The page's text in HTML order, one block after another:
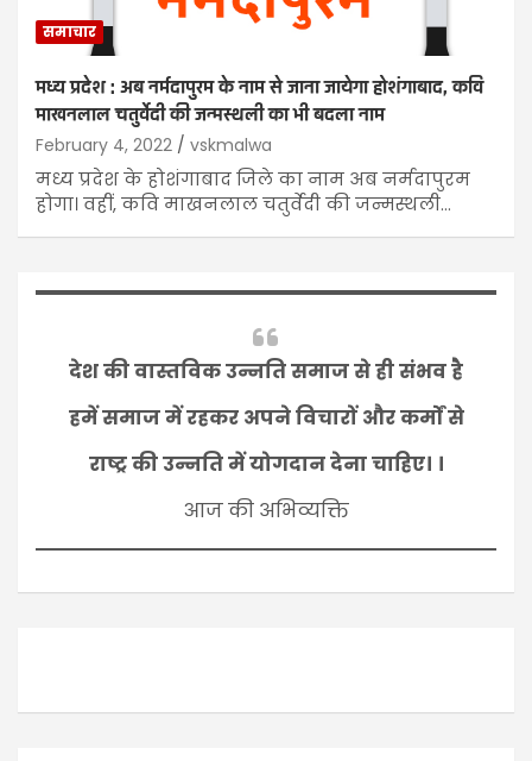
समाचार
मध्य प्रदेश : अब नर्मदापुरम के नाम से जाना जायेगा होशंगाबाद, कवि
माखनलाल चतुर्वेदी की जन्मस्थली का भी बदला नाम
February 4, 2022 vskmalwa
मध्य प्रदेश के होशंगाबाद जिले का नाम अब नर्मदापुरम
होगा। वहीं, कवि माखनलाल चतुर्वेदी की जन्मस्थली…
देश की वास्तविक उन्नति समाज से ही संभव है
हमें समाज में रहकर अपने विचारों और कर्मों से
राष्ट्र की उन्नति में योगदान देना चाहिए। ।
आज की अभिव्यक्ति